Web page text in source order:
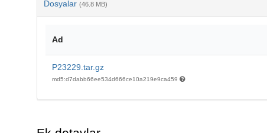
Dosyalar (46.8 MB)
Ad
P23229.tar.gz
md5:d7dabb66ee534d666ce10a219e9ca459